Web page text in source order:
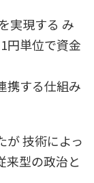
実現する み
円単位で資金
携する仕組み
が 技術によっ
来型の政治と